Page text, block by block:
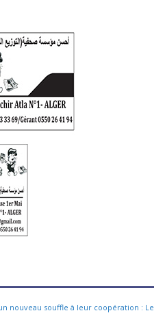
nouveau souffle à leur coopération : Le